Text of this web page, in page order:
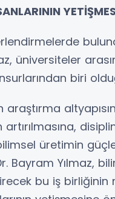
üniversiteler
biri
artırılmasına,
üretimin
Bayram Yılmaz,
bu iş